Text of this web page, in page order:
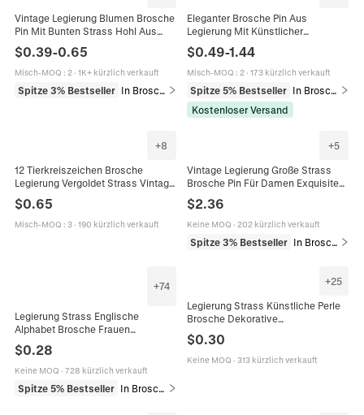
Vintage Legierung Blumen Brosche
Pin Mit Bunten Strass Hohl Aus
Geschenk Für Frauen
$0.39-0.65
Misch-MOQ : 2· 1K+ kürzlich verkauft
Spitze 3% Bestseller
Eleganter Brosche Pin Aus
Legierung Mit Künstlicher
Blumen Tier Form Schmuck
Zubehör Für Damen Geschenk
$0.49-1.44
Misch-MOQ : 2· 173 kürzlich verkauft
Spitze 5% Bestseller
Kostenloser Versand
+8
12 Tierkreiszeichen Brosche
Legierung Vergoldet Strass Vintage
Tier Engel Form Brustnadel Für
Damen Herren Kleidung Schmuck
$0.65
Misch-MOQ : 3· 190 kürzlich verkauft
+5
Vintage Legierung Große Strass
Brosche Pin Für Damen Exquisite
Kristall Bankett Hochzeit Party
Kleid Blume Brosche Schmuck
Geschenk
$2.36
Keine MOQ · 202 kürzlich verkauft
Spitze 3% Bestseller In Broschen
+74
Legierung Strass Englische
Alphabet Brosche Frauen
Elegant Koreanischer Stil Schmuck
$0.28
Keine MOQ · 728 kürzlich verkauft
Spitze 5% Bestseller
+25
Legierung Strass Künstliche Perle
Brosche Dekorative
Sicherheitsnadel Kleidung Taille
Cincher Für Frauen Elegante
Schmuck Zubehör
$0.30
Keine MOQ · 313 kürzlich verkauft